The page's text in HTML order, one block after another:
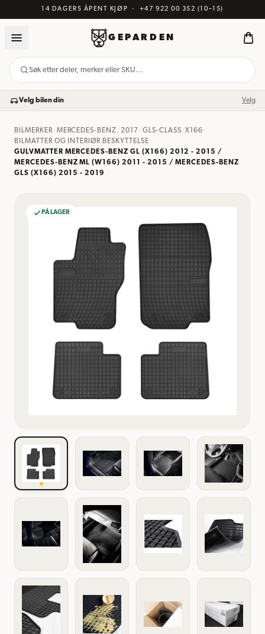
14 DAGERS ÅPENT KJØP · +47 922 00 352 (10–15)
GEPARDEN
Søk etter deler, merker eller SKU…
Velg bilen din Velg
BILMERKER/ MERCEDES-BENZ /2017 GLS-CLASS /X166
BILMATTER OG INTERIØR BESKYTTELSE
GULVMATTER MERCEDES-BENZ GL (X166) 2012 - 2015 /
MERCEDES-BENZ ML (W166) 2011 - 2015 / MERCEDES-BENZ
GLS (X166) 2015 - 2019
PÅ LAGER